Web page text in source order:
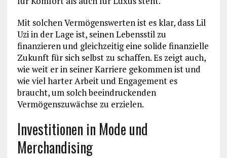
Mit solchen Vermögenswerten ist es klar, dass Lil
Uzi in der Lage ist, seinen Lebensstil zu
finanzieren und gleichzeitig eine solide finanzielle
Zukunft für sich selbst zu schaffen. Es zeigt auch,
wie weit er in seiner Karriere gekommen ist und
wie viel harter Arbeit und Engagement es
braucht, um solch beeindruckenden
Vermögenszuwächse zu erzielen.
Investitionen in Mode und
Merchandising